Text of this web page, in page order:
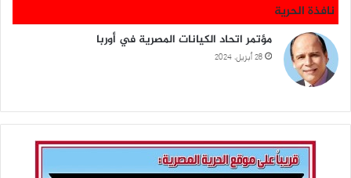
نافذة الحرية
مؤتمر اتحاد الكيانات المصرية في أوربا
28 أبريل، 2024